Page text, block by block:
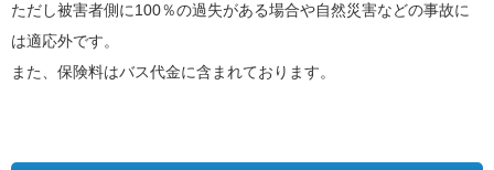
ただし被害者側に100％の過失がある場合や自然災害などの事故に
は適応外です。
また、保険料はバス代金に含まれております。